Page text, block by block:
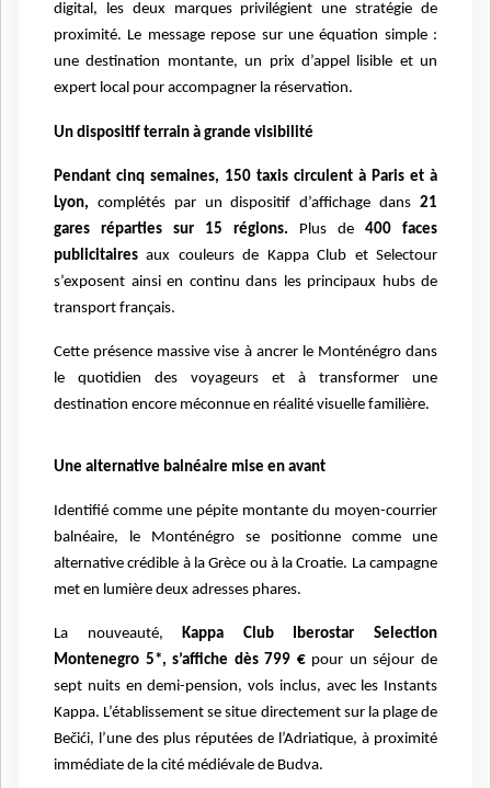
digital, les deux marques privilégient une stratégie de
proximité. Le message repose sur une équation simple :
une destination montante, un prix d’appel lisible et un
expert local pour accompagner la réservation.
Un dispositif terrain à grande visibilité
Pendant cinq semaines, 150 taxis circulent à Paris et à
Lyon, complétés par un dispositif d’affichage dans 21
gares réparties sur 15 régions. Plus de 400 faces
publicitaires aux couleurs de Kappa Club et Selectour
s’exposent ainsi en continu dans les principaux hubs de
transport français.
Cette présence massive vise à ancrer le Monténégro dans
le quotidien des voyageurs et à transformer une
destination encore méconnue en réalité visuelle familière.
Une alternative balnéaire mise en avant
Identifié comme une pépite montante du moyen-courrier
balnéaire, le Monténégro se positionne comme une
alternative crédible à la Grèce ou à la Croatie. La campagne
met en lumière deux adresses phares.
La nouveauté,Kappa Club Iberostar Selection
Montenegro 5*, s’affiche dès 799 €pour un séjour de
sept nuits en demi-pension, vols inclus, avec les Instants
Kappa. L’établissement se situe directement sur la plage de
Bečići, l’une des plus réputées de l’Adriatique, à proximité
immédiate de la cité médiévale de Budva.